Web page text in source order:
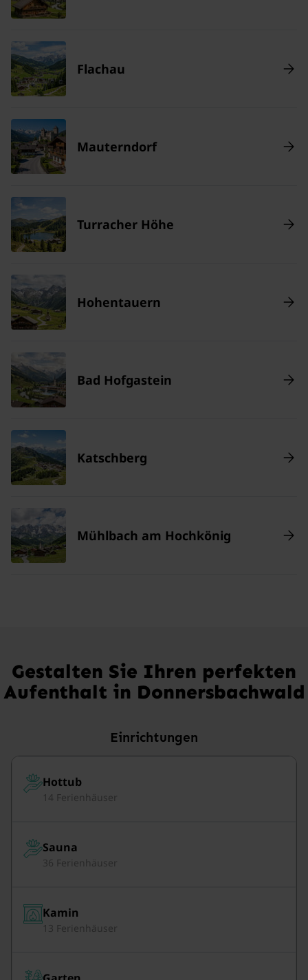
Flachau
Mauterndorf
Turracher Höhe
Hohentauern
Bad Hofgastein
Katschberg
Mühlbach am Hochkönig
Gestalten Sie Ihren perfekten
Aufenthalt in Donnersbachwald
Einrichtungen
Hottub
14 Ferienhäuser
Sauna
36 Ferienhäuser
Kamin
13 Ferienhäuser